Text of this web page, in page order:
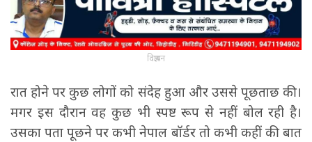
विज्ञापन
रात होने पर कुछ लोगों को संदेह हुआ और उससे पूछताछ की।
मगर इस दौरान वह कुछ भी स्पष्ट रूप से नहीं बोल रही है।
उसका पता पूछने पर कभी नेपाल बॉर्डर तो कभी कहीं की बात